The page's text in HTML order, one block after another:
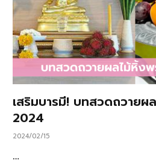
เสริมบารมี! บทสวดถวายผ
2024
2024/02/15
…